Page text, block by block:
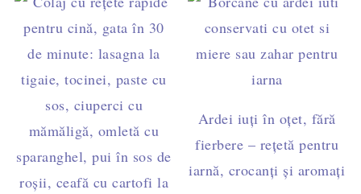
Ardei iuți în oțet, fără
fierbere – rețetă pentru
iarnă, crocanți și aromați